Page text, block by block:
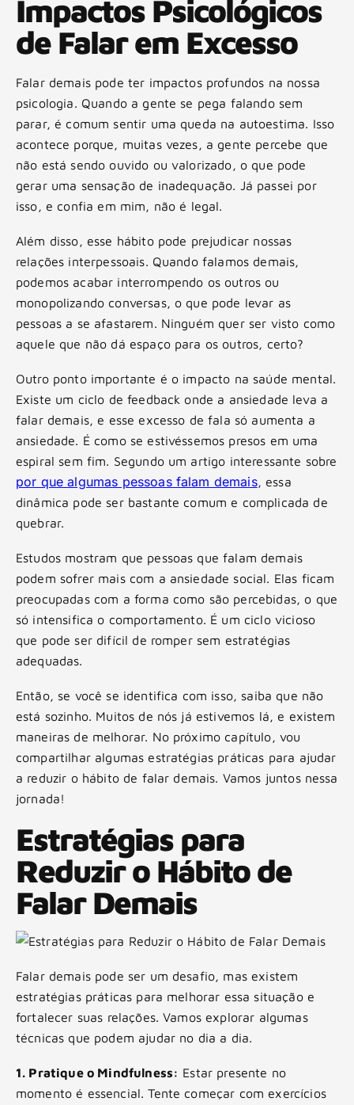
Impactos Psicológicos
de Falar em Excesso
Falar demais pode ter impactos profundos na nossa
psicologia. Quando a gente se pega falando sem
parar, é comum sentir uma queda na autoestima. Isso
acontece porque, muitas vezes, a gente percebe que
não está sendo ouvido ou valorizado, o que pode
gerar uma sensação de inadequação. Já passei por
isso, e confia em mim, não é legal.
Além disso, esse hábito pode prejudicar nossas
relações interpessoais. Quando falamos demais,
podemos acabar interrompendo os outros ou
monopolizando conversas, o que pode levar as
pessoas a se afastarem. Ninguém quer ser visto como
aquele que não dá espaço para os outros, certo?
Outro ponto importante é o impacto na saúde mental.
Existe um ciclo de feedback onde a ansiedade leva a
falar demais, e esse excesso de fala só aumenta a
ansiedade. É como se estivéssemos presos em uma
espiral sem fim. Segundo um artigo interessante sobre
por que algumas pessoas falam demais, essa
dinâmica pode ser bastante comum e complicada de
quebrar.
Estudos mostram que pessoas que falam demais
podem sofrer mais com a ansiedade social. Elas ficam
preocupadas com a forma como são percebidas, o que
só intensifica o comportamento. É um ciclo vicioso
que pode ser difícil de romper sem estratégias
adequadas.
Então, se você se identifica com isso, saiba que não
está sozinho. Muitos de nós já estivemos lá, e existem
maneiras de melhorar. No próximo capítulo, vou
compartilhar algumas estratégias práticas para ajudar
a reduzir o hábito de falar demais. Vamos juntos nessa
jornada!
Estratégias para
Reduzir o Hábito de
Falar Demais
Falar demais pode ser um desafio, mas existem
estratégias práticas para melhorar essa situação e
fortalecer suas relações. Vamos explorar algumas
técnicas que podem ajudar no dia a dia.
1. Pratique o Mindfulness: Estar presente no
momento é essencial. Tente começar com exercícios